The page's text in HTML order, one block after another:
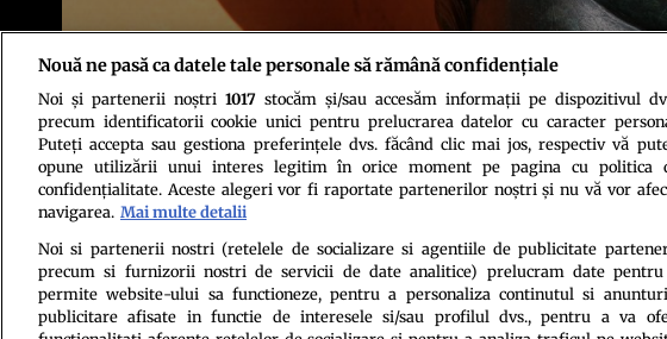
Foto: Shutterstock
Politica de confidenţialitate
Nouă ne pasă ca datele tale personale să rămână confidențiale
Noi și partenerii noștri 1017stocăm și/sau accesăm informații pe dispozitivul
precum identificatorii cookie unici pentru prelucrarea datelor cu caracter
Puteți accepta sau gestiona preferințele dvs. făcând clic mai jos, respectiv vă
opune utilizării unui interes legitim în orice moment pe pagina cu politica
confidențialitate. Aceste alegeri vor fi raportate partenerilor noștri și nu vă vor
navigarea. Mai multe detalii
Noi si partenerii nostri (retelele de socializare si agentiile de publicitate
precum si furnizorii nostri de servicii de date analitice) prelucram date
permite website-ului sa functioneze, pentru a personaliza continutul si
publicitare afisate in functie de interesele si/sau profilul dvs., pentru a va